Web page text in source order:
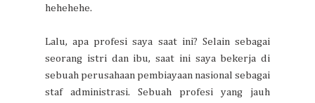
hehehehe.
Lalu, apa profesi saya saat ini? Selain sebagai
seorang istri dan ibu, saat ini saya bekerja di
sebuah perusahaan pembiayaan nasional sebagai
staf administrasi. Sebuah profesi yang jauh